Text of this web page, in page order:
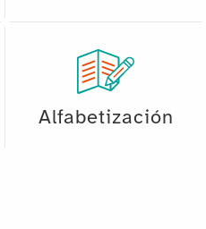
Alfabetización